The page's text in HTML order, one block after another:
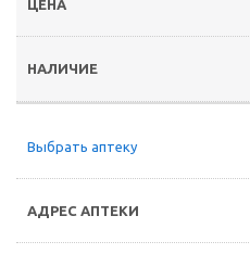
Выбрать аптеку